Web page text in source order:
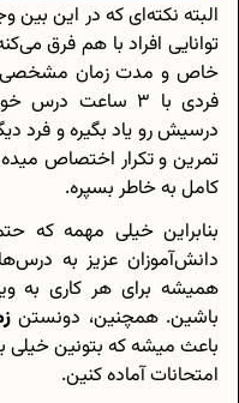
البته نکته‌ای که در این بین
توانایی افراد با هم فرق
خاص و مدت زمان مشخصی
فردی با 3 ساعت
درسیش رو یاد بگیره و فرد
تمرین و تکرار اختصاص
کامل به خاطر بسپره.
بنابراین خیلی مهمه که
دانش‌آموزان عزیز به
همیشه برای هر کاری به
باشین. همچنین، دونستن
باعث میشه که بتونین خیلی
امتحانات آماده کنین.